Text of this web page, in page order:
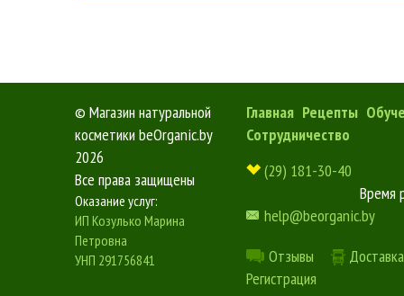
© Магазин натуральной
косметики beOrganic.by
2026
Все права защищены
Оказание услуг:
ИП Козулько Марина
Петровна
УНП 291756841
Главная Рецепты
Сотрудничество
(29) 181-30-40
Время
help@beorganic.by
Отзывы
Регистрация